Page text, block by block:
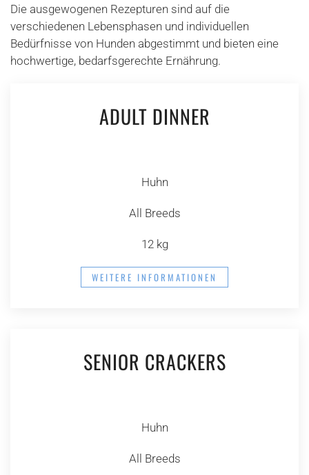
Die ausgewogenen Rezepturen sind auf die
verschiedenen Lebensphasen und individuellen
Bedürfnisse von Hunden abgestimmt und bieten eine
hochwertige, bedarfsgerechte Ernährung.
ADULT DINNER
Huhn
All Breeds
12 kg
WEITERE INFORMATIONEN
SENIOR CRACKERS
Huhn
All Breeds